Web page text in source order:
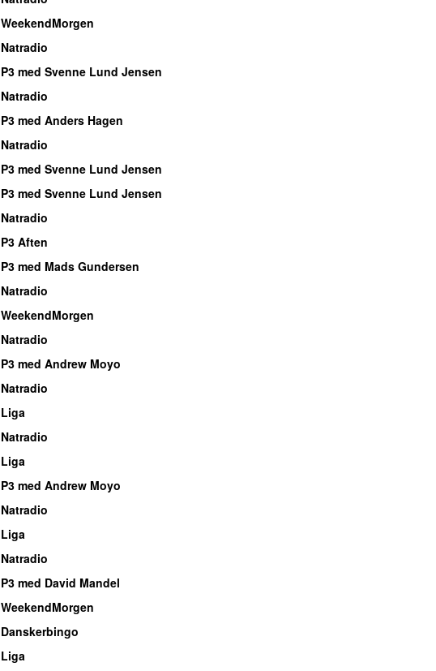
WeekendMorgen
Natradio
P3 med Svenne Lund Jensen
Natradio
P3 med Anders Hagen
Natradio
P3 med Svenne Lund Jensen
P3 med Svenne Lund Jensen
Natradio
P3 Aften
P3 med Mads Gundersen
Natradio
WeekendMorgen
Natradio
P3 med Andrew Moyo
Natradio
Liga
Natradio
Liga
P3 med Andrew Moyo
Natradio
Liga
Natradio
P3 med David Mandel
WeekendMorgen
Danskerbingo
Liga